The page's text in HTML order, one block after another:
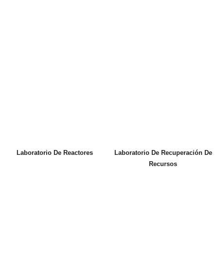
Laboratorio De Reactores
Laboratorio De Recuperación De
Recursos